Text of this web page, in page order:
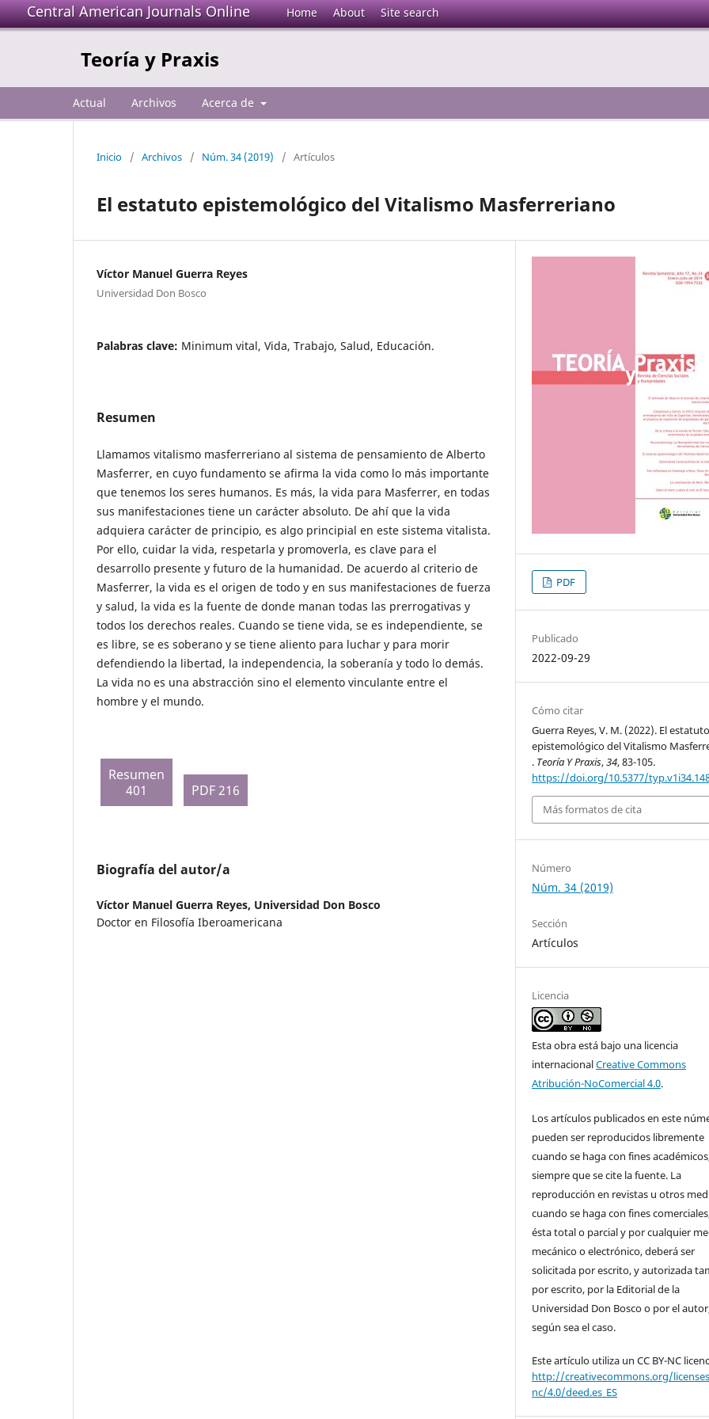
Central American Journals Online Home About Site search
Teoría y Praxis
Actual Archivos Acerca de
Inicio / Archivos / Núm. 34 (2019) / Artículos
El estatuto epistemológico del Vitalismo Masferreriano
Víctor Manuel Guerra Reyes
Universidad Don Bosco
Palabras clave: Minimum vital, Vida, Trabajo, Salud, Educación.
Resumen
Llamamos vitalismo masferreriano al sistema de pensamiento de Alberto
Masferrer, en cuyo fundamento se afirma la vida como lo más importante
que tenemos los seres humanos. Es más, la vida para Masferrer, en todas
sus manifestaciones tiene un carácter absoluto. De ahí que la vida
adquiera carácter de principio, es algo principial en este sistema vitalista.
Por ello, cuidar la vida, respetarla y promoverla, es clave para el
desarrollo presente y futuro de la humanidad. De acuerdo al criterio de
Masferrer, la vida es el origen de todo y en sus manifestaciones de fuerza
y salud, la vida es la fuente de donde manan todas las prerrogativas y
todos los derechos reales. Cuando se tiene vida, se es independiente, se
es libre, se es soberano y se tiene aliento para luchar y para morir
defendiendo la libertad, la independencia, la soberanía y todo lo demás.
La vida no es una abstracción sino el elemento vinculante entre el
hombre y el mundo.
Resumen
401
PDF 216
Biografía del autor/a
Víctor Manuel Guerra Reyes, Universidad Don Bosco
Doctor en Filosofía Iberoamericana
PDF
Publicado
2022-09-29
Cómo citar
Guerra Reyes, V. M. (2022). El estatuto
epistemológico del Vitalismo
. Teoría Y Praxis,34, 83-105.
https://doi.org/10.5377/
Más formatos de cita
Número
Núm. 34 (2019)
Sección
Artículos
Licencia
Esta obra está bajo una licencia
internacionalCreative Commons
Atribución-NoComercial 4.0.
Los artículos publicados en este
pueden ser reproducidos libremente
cuando se haga con fines
siempre que se cite la fuente. La
reproducción en revistas u otros
cuando se haga con fines
ésta total o parcial y por cualquier
mecánico o electrónico, deberá ser
solicitada por escrito, y autorizada
por escrito, por la Editorial de la
Universidad Don Bosco o por el
según sea el caso.
Este artículo utiliza un CC BY-NC
http://creativecommons.org/
nc/4.0/deed.es_ES